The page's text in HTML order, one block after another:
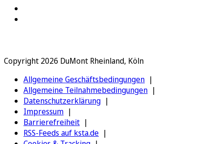
Copyright 2026 DuMont Rheinland, Köln
Allgemeine Geschäftsbedingungen
Allgemeine Teilnahmebedingungen
Datenschutzerklärung
Impressum
Barrierefreiheit
RSS-Feeds auf ksta.de